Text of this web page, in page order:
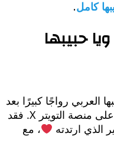
.
رواجًا كبيرًا بعد
أن شاركته عبر حسابها الرسمي على منصة التويتر X. فقد
، مع